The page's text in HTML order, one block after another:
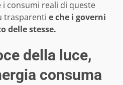
consumi reali di queste
trasparenti e che i governi
delle stesse.
della luce,
consuma